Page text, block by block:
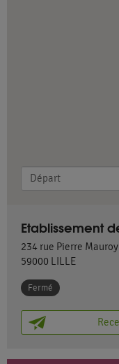
Etablissement
234 rue Pierre Mauroy
59000 LILLE
Fermé